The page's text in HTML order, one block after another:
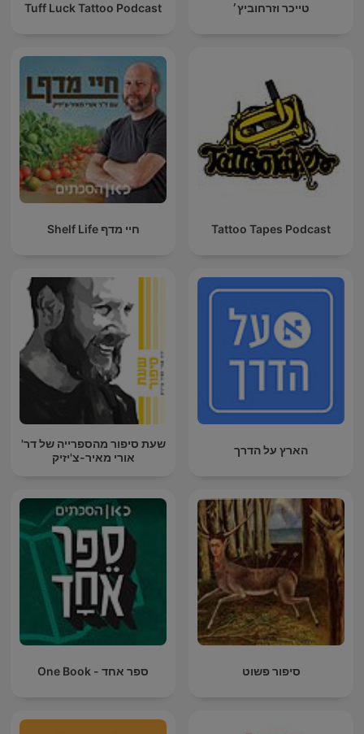
טייכר וזרחוביץ׳ Tuff Luck Tattoo Podcast
Tattoo Tapes Podcast חיי מדף Shelf Life
הארץ על הדרך
שעת סיפור מהספרייה של דר'
אורי מאיר-צ'יזיק
סיפור פשוט ספר אחד - One Book